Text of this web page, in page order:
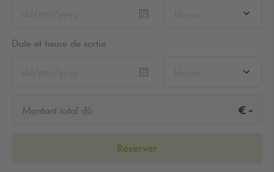
Date et heure de sortie
Montant total dû € -
Réserver